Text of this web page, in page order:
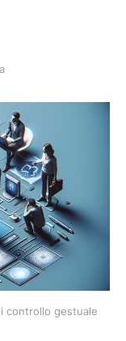
controllo gestuale